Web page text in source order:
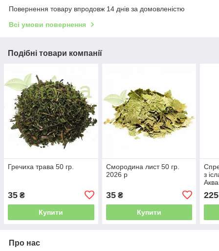
Повернення товару впродовж 14 днів за домовленістю
Всі умови повернення
Подібні товари компанії
Гречиха трава 50 гр.
35 ₴
Купити
Смородина лист 50 гр.
2026 р
35₴
Купити
з
225
Про нас